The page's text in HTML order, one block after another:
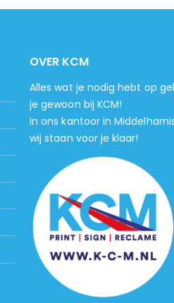
OVER KCM
Alles wat je nodig hebt op
je gewoon bij KCM!
In ons kantoor in
wij staan voor je klaar!